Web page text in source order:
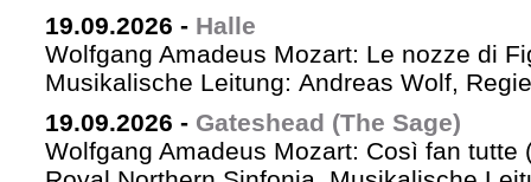
19.09.2026 - Halle
Wolfgang Amadeus Mozart: Le nozze di
Musikalische Leitung: Andreas Wolf,
19.09.2026 - Gateshead (The Sage)
Wolfgang Amadeus Mozart: Così fan tutte